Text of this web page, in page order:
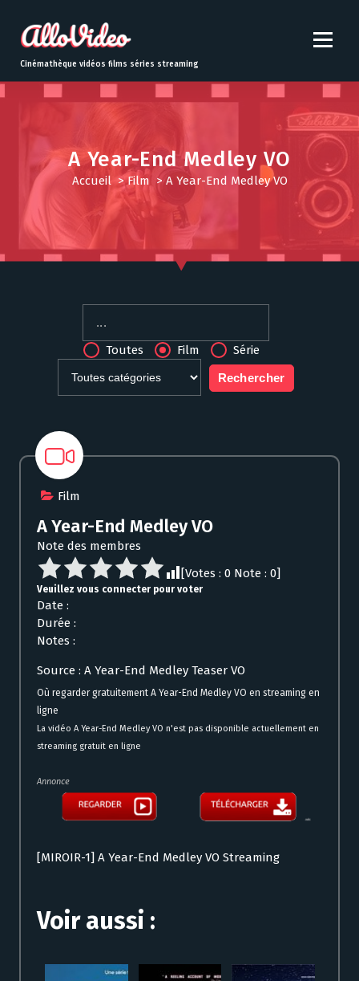
t
o
Cinémathèque vidéos films séries streaming
A Year-End Medley VO
Accueil>Film >A Year-End Medley VO
Toutes Film Série
Film
A Year-End Medley VO
Note des membres
[Votes : 0 Note : 0]
Veuillez vous connecter pour voter
Date :
Durée :
Notes :
Source : A Year-End Medley Teaser VO
Où regarder gratuitement A Year-End Medley VO en streaming en
ligne
La vidéo A Year-End Medley VO n'est pas disponible actuellement en
streaming gratuit en ligne
Annonce
[MIROIR-1] A Year-End Medley VO Streaming
Voir aussi :